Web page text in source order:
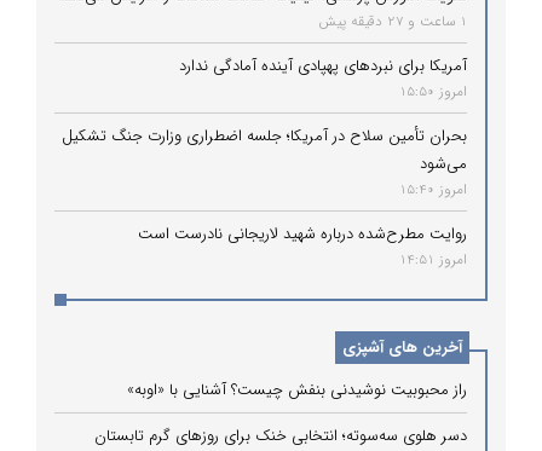
1 ساعت و 27 دقیقه پیش
آمریکا برای نبردهای پهپادی آینده آمادگی ندارد
امروز 15:50
بحران تأمین سلاح در آمریکا؛ جلسه اضطراری وزارت جنگ تشکیل
می‌شود
امروز 15:40
روایت مطرح‌شده درباره شهید لاریجانی نادرست است
امروز 14:51
آخرین های آشپزی
راز محبوبیت نوشیدنی بنفش چیست؟ آشنایی با «اوبه»
دسر هلوی سه‌سوته؛ انتخابی خنک برای روزهای گرم تابستان